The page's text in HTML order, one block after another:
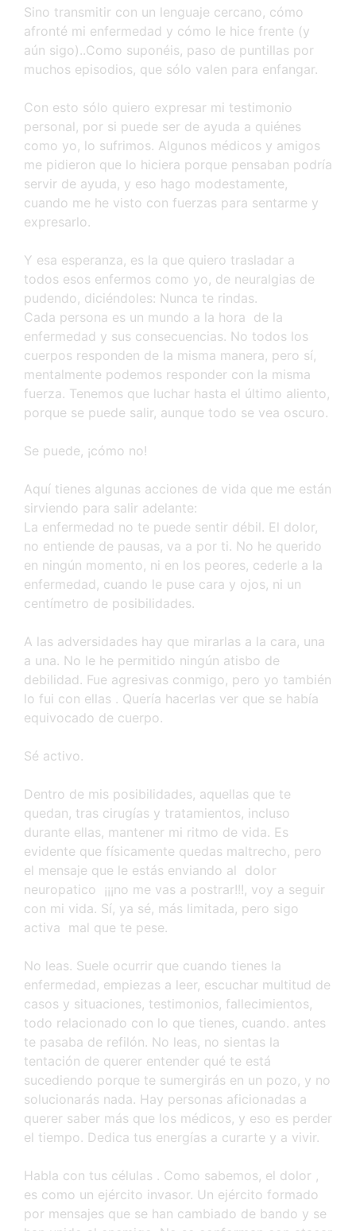
Sino transmitir con un lenguaje cercano, cómo
afronté mi enfermedad y cómo le hice frente (y
aún sigo)..Como suponéis, paso de puntillas por
muchos episodios, que sólo valen para enfangar.
Con esto sólo quiero expresar mi testimonio
personal, por si puede ser de ayuda a quiénes
como yo, lo sufrimos. Algunos médicos y amigos
me pidieron que lo hiciera porque pensaban podría
servir de ayuda, y eso hago modestamente,
cuando me he visto con fuerzas para sentarme y
expresarlo.
Y esa esperanza, es la que quiero trasladar a
todos esos enfermos como yo, de neuralgias de
pudendo, diciéndoles: Nunca te rindas.
Cada persona es un mundo a la hora de la
enfermedad y sus consecuencias. No todos los
cuerpos responden de la misma manera, pero sí,
mentalmente podemos responder con la misma
fuerza. Tenemos que luchar hasta el último aliento,
porque se puede salir, aunque todo se vea oscuro.
Se puede, ¡cómo no!
Aquí tienes algunas acciones de vida que me están
sirviendo para salir adelante:
La enfermedad no te puede sentir débil. El dolor,
no entiende de pausas, va a por ti. No he querido
en ningún momento, ni en los peores, cederle a la
enfermedad, cuando le puse cara y ojos, ni un
centímetro de posibilidades.
A las adversidades hay que mirarlas a la cara, una
a una. No le he permitido ningún atisbo de
debilidad. Fue agresivas conmigo, pero yo también
lo fui con ellas . Quería hacerlas ver que se había
equivocado de cuerpo.
Sé activo.
Dentro de mis posibilidades, aquellas que te
quedan, tras cirugías y tratamientos, incluso
durante ellas, mantener mi ritmo de vida. Es
evidente que físicamente quedas maltrecho, pero
el mensaje que le estás enviando al dolor
neuropatico ¡¡¡no me vas a postrar!!!, voy a seguir
con mi vida. Sí, ya sé, más limitada, pero sigo
activa mal que te pese.
No leas. Suele ocurrir que cuando tienes la
enfermedad, empiezas a leer, escuchar multitud de
casos y situaciones, testimonios, fallecimientos,
todo relacionado con lo que tienes, cuando. antes
te pasaba de refilón. No leas, no sientas la
tentación de querer entender qué te está
sucediendo porque te sumergirás en un pozo, y no
solucionarás nada. Hay personas aficionadas a
querer saber más que los médicos, y eso es perder
el tiempo. Dedica tus energías a curarte y a vivir.
Habla con tus células . Como sabemos, el dolor ,
es como un ejército invasor. Un ejército formado
por mensajes que se han cambiado de bando y se